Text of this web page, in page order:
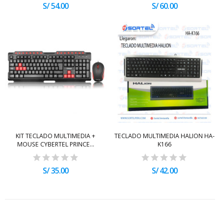
S/ 54.00 S/ 60.00
KIT TECLADO MULTIMEDIA +
MOUSE CYBERTEL PRINCE...
S/ 35.00
TECLADO MULTIMEDIA HALION HA-
K166
S/ 42.00